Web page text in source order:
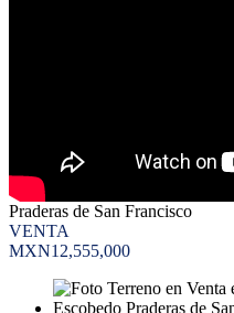
Praderas de San Francisco
VENTA
MXN12,555,000